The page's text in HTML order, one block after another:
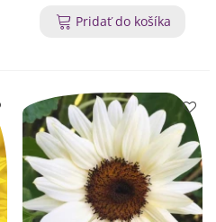
Pridať do košíka